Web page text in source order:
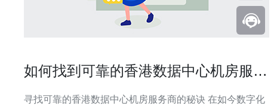
如何找到可靠的香港数据中心机房服务
寻找可靠的香港数据中心机房服务商的秘诀 在如今数字化